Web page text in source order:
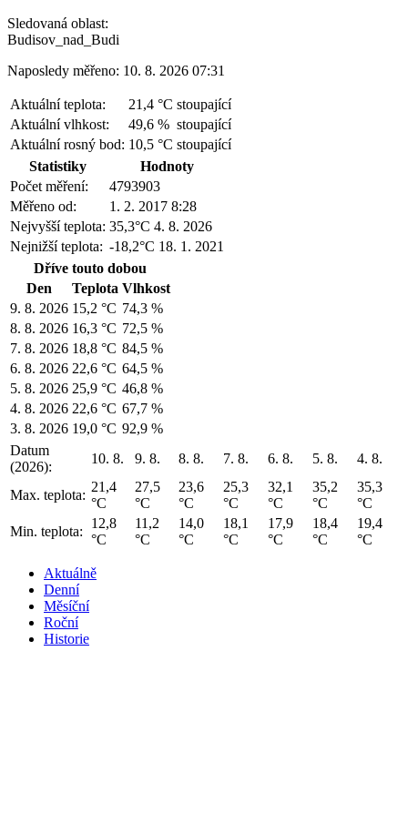
Sledovaná oblast:
Budisov_nad_Budi
Naposledy měřeno: 10. 8. 2026 07:31
Aktuální teplota: 21,4 °C stoupající
Aktuální vlhkost:
49,6 % stoupající
Aktuální rosný bod: 10,5 °C stoupající
Statistiky
Hodnoty
Počet měření:
4793903
Měřeno od:
1. 2. 2017 8:28
Nejvyšší teplota: 35,3°C 4. 8. 2026
Nejnižší teplota: -18,2°C 18. 1. 2021
Dříve touto dobou
Den
Teplota Vlhkost
9. 8. 2026 15,2 °C 74,3 %
8. 8. 2026 16,3 °C 72,5 %
7. 8. 2026 18,8 °C 84,5 %
6. 8. 2026 22,6 °C 64,5 %
5. 8. 2026 25,9 °C 46,8 %
4. 8. 2026 22,6 °C 67,7 %
3. 8. 2026 19,0 °C 92,9 %
Datum
(2026):
10. 8. 9. 8. 8. 8. 7. 8. 6. 8. 5. 8. 4. 8.
Max. teplota:
21,4
°C
27,5
°C
23,6
°C
25,3
°C
32,1
°C
35,2
°C
35,3
°C
Min. teplota:
12,8
°C
11,2
°C
14,0
°C
18,1
°C
17,9
°C
18,4
°C
19,4
°C
Aktuálně
Denní
Měsíční
Roční
Historie